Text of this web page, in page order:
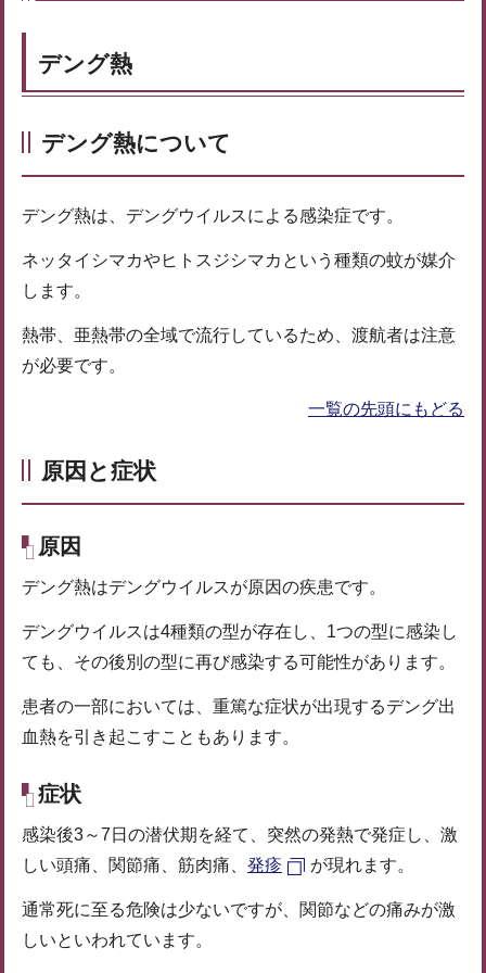
デング熱
デング熱について
デング熱は、デングウイルスによる感染症です。
ネッタイシマカやヒトスジシマカという種類の蚊が媒介
します。
熱帯、亜熱帯の全域で流行しているため、渡航者は注意
が必要です。
一覧の先頭にもどる
原因と症状
原因
デング熱はデングウイルスが原因の疾患です。
デングウイルスは4種類の型が存在し、1つの型に感染し
ても、その後別の型に再び感染する可能性があります。
患者の一部においては、重篤な症状が出現するデング出
血熱を引き起こすこともあります。
症状
感染後3～7日の潜伏期を経て、突然の発熱で発症し、激
しい頭痛、関節痛、筋肉痛、 発疹 が現れます。
通常死に至る危険は少ないですが、関節などの痛みが激
しいといわれています。